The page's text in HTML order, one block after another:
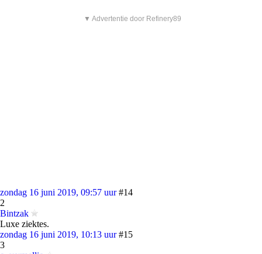
▼ Advertentie door Refinery89
zondag 16 juni 2019, 09:57 uur #14
2
Bintzak
Luxe ziektes.
zondag 16 juni 2019, 10:13 uur #15
3